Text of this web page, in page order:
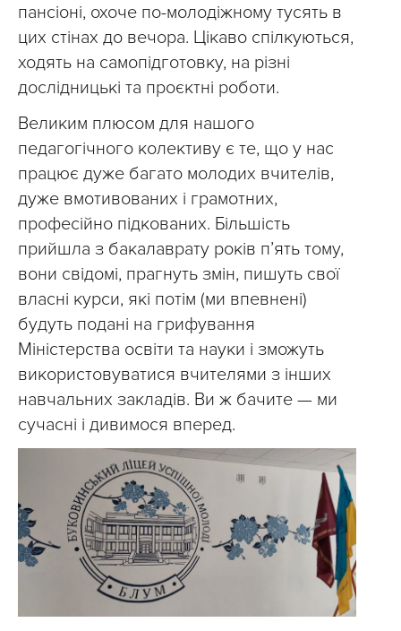
пансіоні, охоче по-молодіжному тусять в
цих стінах до вечора. Цікаво спілкуються,
ходять на самопідготовку, на різні
дослідницькі та проєктні роботи.
Великим плюсом для нашого
педагогічного колективу є те, що у нас
працює дуже багато молодих вчителів,
дуже вмотивованих і грамотних,
професійно підкованих. Більшість
прийшла з бакалаврату років п’ять тому,
вони свідомі, прагнуть змін, пишуть свої
власні курси, які потім (ми впевнені)
будуть подані на грифування
Міністерства освіти та науки і зможуть
використовуватися вчителями з інших
навчальних закладів. Ви ж бачите — ми
сучасні і дивимося вперед.